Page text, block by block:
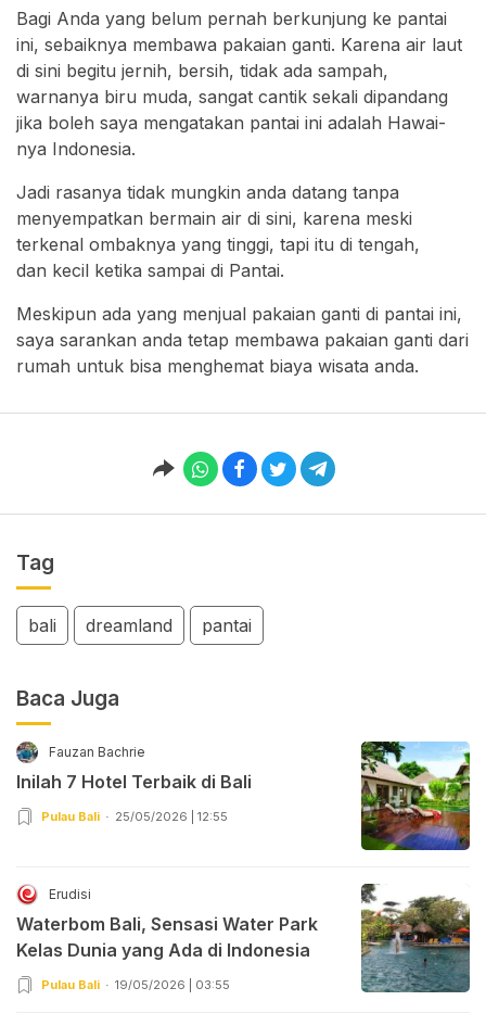
Bagi Anda yang belum pernah berkunjung ke pantai
ini, sebaiknya membawa pakaian ganti. Karena air laut
di sini begitu jernih, bersih, tidak ada sampah,
warnanya biru muda, sangat cantik sekali dipandang
jika boleh saya mengatakan pantai ini adalah Hawai-
nya Indonesia.
Jadi rasanya tidak mungkin anda datang tanpa
menyempatkan bermain air di sini, karena meski
terkenal ombaknya yang tinggi, tapi itu di tengah,
dan kecil ketika sampai di Pantai.
Meskipun ada yang menjual pakaian ganti di pantai ini,
saya sarankan anda tetap membawa pakaian ganti dari
rumah untuk bisa menghemat biaya wisata anda.
Tag
bali dreamland pantai
Baca Juga
Fauzan Bachrie
Inilah 7 Hotel Terbaik di Bali
Pulau Bali 25/05/2026 | 12:55
Erudisi
Waterbom Bali, Sensasi Water Park
Kelas Dunia yang Ada di Indonesia
Pulau Bali 19/05/2026 | 03:55